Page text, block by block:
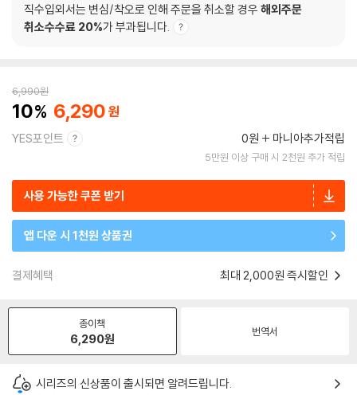
직수입외서는 변심/착오로 인해 주문을 취소할 경우 해외주문
취소수수료 20%가 부과됩니다.
6,990원
10 6,290
YES포인트 0원 마니아추가적립
5만원 이상 구매 시 2천원 추가 적립
사용 가능한 쿠폰 받기
앱 다운 시 1천원 상품권
결제혜택 최대 2,000원 즉시할인
종이책
6,290원 번역서
시리즈의 신상품이 출시되면 알려드립니다.